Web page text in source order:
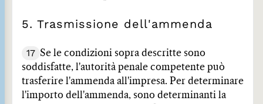
5. Trasmissione dell'ammenda
17 Se le condizioni sopra descritte sono
soddisfatte, l'autorità penale competente può
trasferire l'ammenda all'impresa. Per determinare
l'importo dell'ammenda, sono determinanti la